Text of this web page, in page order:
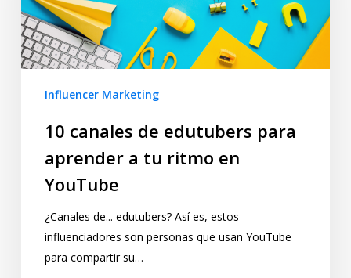
Influencer Marketing
10 canales de edutubers para
aprender a tu ritmo en
YouTube
¿Canales de... edutubers? Así es, estos
influenciadores son personas que usan YouTube
para compartir su…